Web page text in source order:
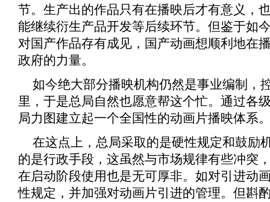
节。生产出的作品只有在播映后才有意义，
能继续衍生产品开发等后续环节。但鉴于如
对国产作品存有成见，国产动画想顺利地在
政府的力量。
如今绝大部分播映机构仍然是事业编制，
里，于是总局自然也愿意帮这个忙。通过各
局力图建立起一个全国性的动画片播映体系
在这点上，总局采取的是硬性规定和鼓励
的是行政手段，这虽然与市场规律有些冲突
在启动阶段使用也是无可厚非。如对引进动
性规定，并加强对动画片引进的管理。但斟